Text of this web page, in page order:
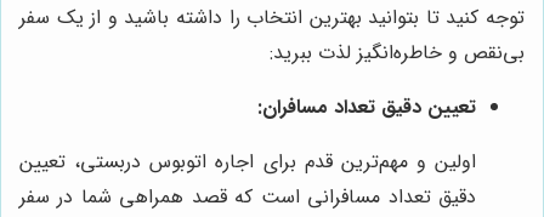
توجه کنید تا بتوانید بهترین انتخاب را داشته باشید و از یک سفر
بی‌نقص و خاطره‌انگیز لذت ببرید:
تعیین دقیق تعداد مسافران:
اولین و مهم‌ترین قدم برای اجاره اتوبوس دربستی، تعیین
دقیق تعداد مسافرانی است که قصد همراهی شما در سفر